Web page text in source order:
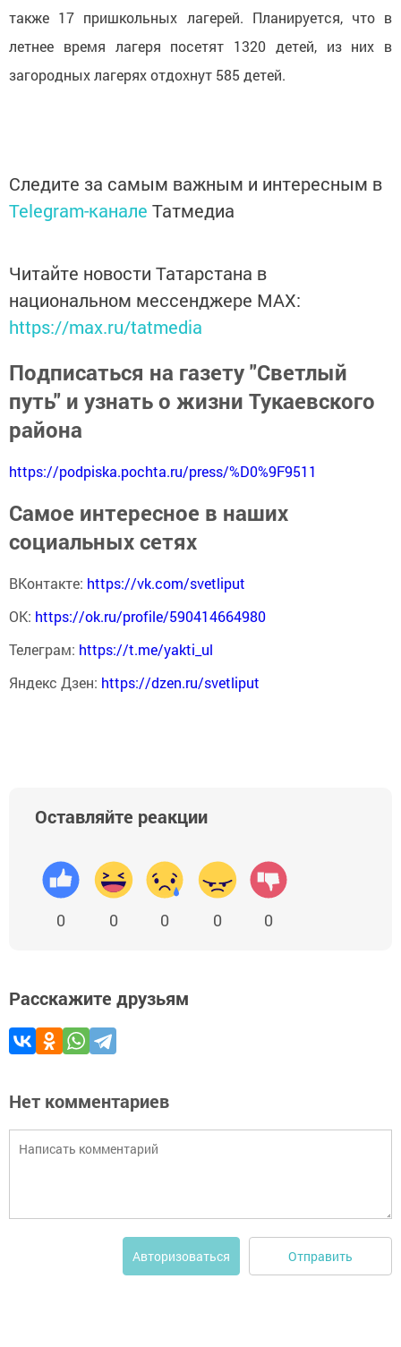
также 17 пришкольных лагерей. Планируется, что в
летнее время лагеря посетят 1320 детей, из них в
загородных лагерях отдохнут 585 детей.
Следите за самым важным и интересным в
Telegram-канале Татмедиа
Читайте новости Татарстана в
национальном мессенджере MАХ:
https://max.ru/tatmedia
Подписаться на газету "Светлый
путь" и узнать о жизни Тукаевского
района
https://podpiska.pochta.ru/press/%D0%9F9511
Самое интересное в наших
социальных сетях
ВКонтакте: https://vk.com/svetliput
ОК: https://ok.ru/profile/590414664980
Телеграм: https://t.me/yakti_ul
Яндекс Дзен: https://dzen.ru/svetliput
Оставляйте реакции
0 0 0 0 0
Расскажите друзьям
Нет комментариев
Авторизоваться Отправить